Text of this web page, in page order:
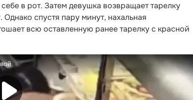
в рот. Затем девушка возвращает тарелку
спустя пару минут, нахальная
всю оставленную ранее тарелку с красной